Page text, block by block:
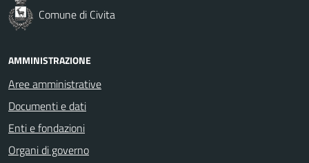
Comune di Civita
AMMINISTRAZIONE
Aree amministrative
Documenti e dati
Enti e fondazioni
Organi di governo